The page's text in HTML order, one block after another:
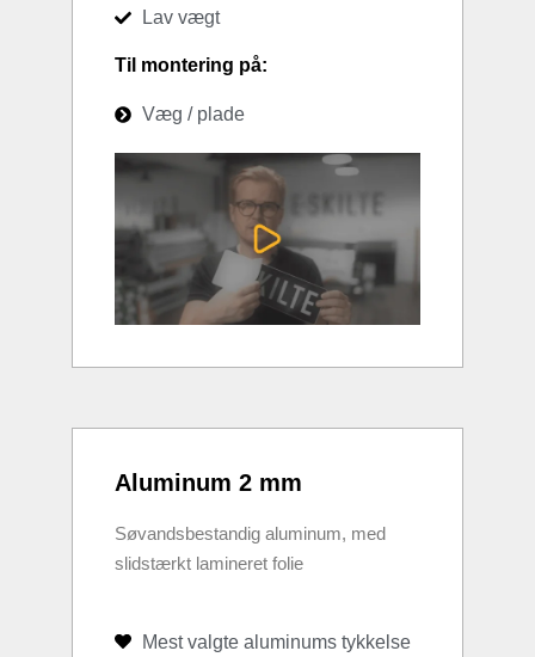
Lav vægt
Til montering på:
Væg / plade
Aluminum 2 mm
Søvandsbestandig aluminum, med
slidstærkt lamineret folie
Mest valgte aluminums tykkelse